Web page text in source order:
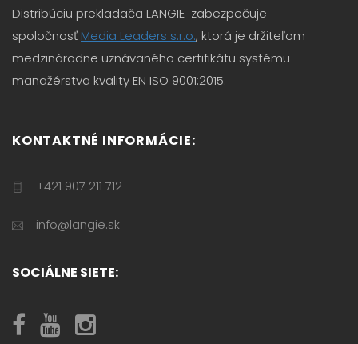
Distribúciu prekladača LANGIE zabezpečuje
spoločnosť Media Leaders s.r.o., ktorá je držiteľom
medzinárodne uznávaného certifikátu systému
manažérstva kvality EN ISO 9001:2015.
KONTAKTNÉ INFORMÁCIE:
+421 907 211 712
info@langie.sk
SOCIÁLNE SIETE: